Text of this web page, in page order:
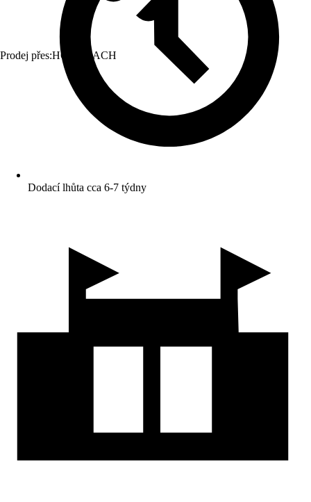
Prodej přes:HORNBACH
Dodací lhůta cca 6-7 týdny